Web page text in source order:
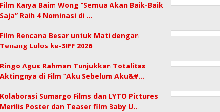
Film Karya Baim Wong “Semua Akan Baik-Baik
Saja” Raih 4 Nominasi di …
Film Rencana Besar untuk Mati dengan
Tenang Lolos ke-SIFF 2026
Ringo Agus Rahman Tunjukkan Totalitas
Aktingnya di Film “Aku Sebelum Aku&#…
Kolaborasi Sumargo Films dan LYTO Pictures
Merilis Poster dan Teaser film Baby U…